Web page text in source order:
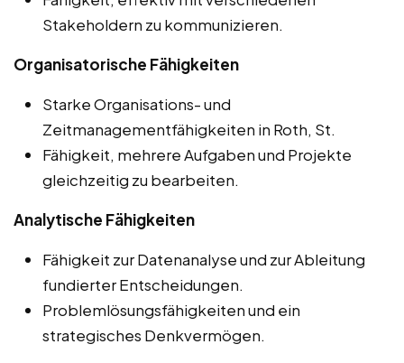
Stakeholdern zu kommunizieren.
Organisatorische Fähigkeiten
Starke Organisations- und
Zeitmanagementfähigkeiten in Roth, St.
Fähigkeit, mehrere Aufgaben und Projekte
gleichzeitig zu bearbeiten.
Analytische Fähigkeiten
Fähigkeit zur Datenanalyse und zur Ableitung
fundierter Entscheidungen.
Problemlösungsfähigkeiten und ein
strategisches Denkvermögen.